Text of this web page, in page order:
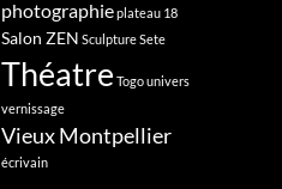
photographieplateau 18
Salon ZEN SculptureSete
Théatre Togounivers
vernissage
Vieux Montpellier
écrivain